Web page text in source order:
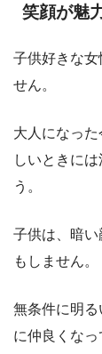
笑顔が魅
子供好きな女
せん。
大人になっ
しいときに
う。
子供は、暗
もしません。
無条件に明
に仲良くなっ